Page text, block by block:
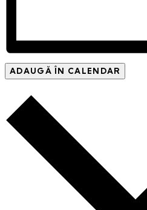
ADAUGĂ ÎN CALENDAR